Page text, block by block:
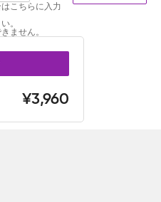
こちらに入力
。
ません。
3,960